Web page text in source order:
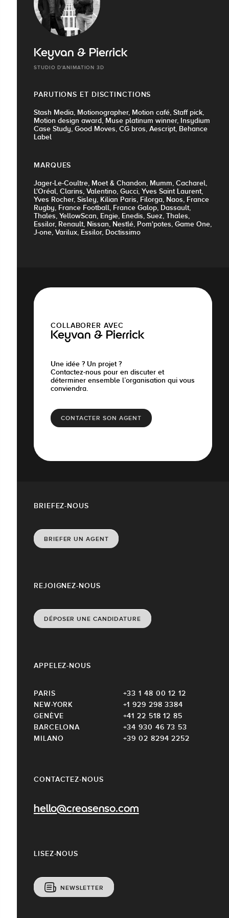
Keyvan & Pierrick
STUDIO D'ANIMATION 3D
PARUTIONS ET DISCTINCTIONS
Stash Media, Motionographer, Motion café, Staff pick,
Motion design award, Muse platinum winner, Insydium
Case Study, Good Moves, CG bros, Aescript, Behance
Label
MARQUES
Jager-Le-Coultre, Moet & Chandon, Mumm, Cacharel,
L'Oréal, Clarins, Valentino, Gucci, Yves Saint Laurent,
Yves Rocher, Sisley, Kilian Paris, Filorga, Naos, France
Rugby, France Football, France Galop, Dassault,
Thales, YellowScan, Engie, Enedis, Suez, Thales,
Essilor, Renault, Nissan, Nestlé, Pom'potes, Game One,
J-one, Varilux, Essilor, Doctissimo
COLLABORER AVEC
Keyvan & Pierrick
Une idée ? Un projet ?
Contactez-nous pour en discuter et
déterminer ensemble l’organisation qui vous
conviendra.
CONTACTER SON AGENT
CONTACTEZ-NOUS
hello@creasenso.com
REJOIGNEZ-NOUS
DÉPOSER UNE CANDIDATURE
LISEZ-NOUS
NEWSLETTER
APPELEZ-NOUS
PARIS
+33 1 48 00 12 12
NEW-YORK
+1 929 298 3384
GENÈVE
+41 22 518 12 85
BARCELONA
+34 930 46 73 53
MILANO
+39 02 8294 2252
BRIEFEZ-NOUS
BRIEFER UN AGENT